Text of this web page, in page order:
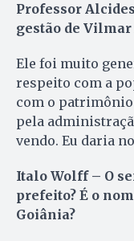
Professor
gestão de
Ele foi muito
respeito com a
com o
pela
vendo. Eu daria
Italo Wolff – O
prefeito? É o
Goiânia?